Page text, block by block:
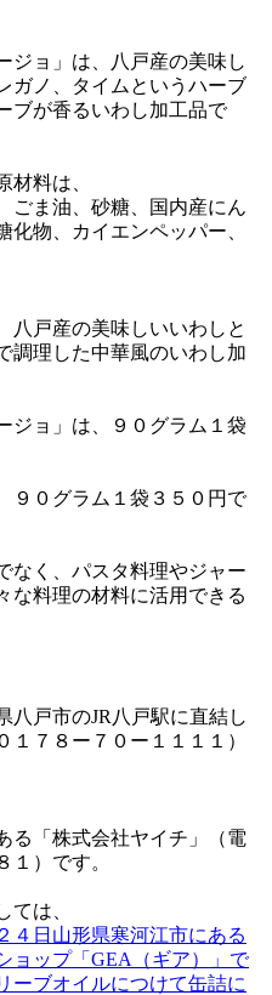
ョ」は、八戸産の美味し
ガノ、タイムというハーブ
ブが香るいわし加工品で
料は、
ごま油、砂糖、国内産にん
物、カイエンペッパー、
戸産の美味しいいわしと
調理した中華風のいわし加
ョ」は、９０グラム１袋
９０グラム１袋３５０円で
く、パスタ料理やジャー
な料理の材料に活用できる
戸市のJR八戸駅に直結し
７８ー７０ー１１１１）
「株式会社ヤイチ」（電
１）です。
は、
４日山形県寒河江市にある
ョップ「GEA（ギア）」で
ーブオイルにつけて缶詰に